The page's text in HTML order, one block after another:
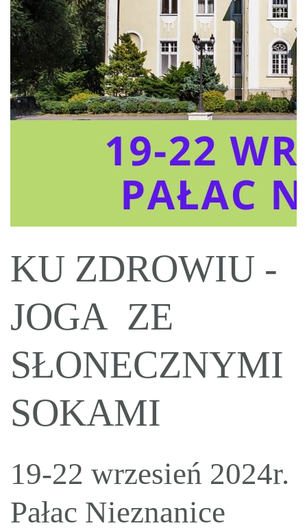
KU ZDROWIU -
JOGA ZE
SŁONECZNYMI
SOKAMI
19-22 wrzesień 2024r.
Pałac Nieznanice